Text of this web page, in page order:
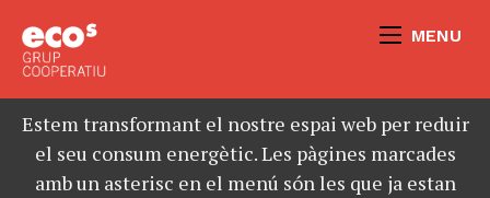
MENU
Estem transformant el nostre espai web per reduir
el seu consum energètic. Les pàgines marcades
amb un asterisc en el menú són les que ja estan